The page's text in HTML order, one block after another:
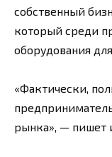
собственный
который среди
оборудования
«Фактически,
рынка», — пишет